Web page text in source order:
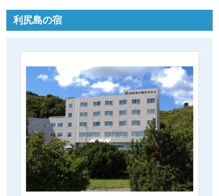
利尻島の宿